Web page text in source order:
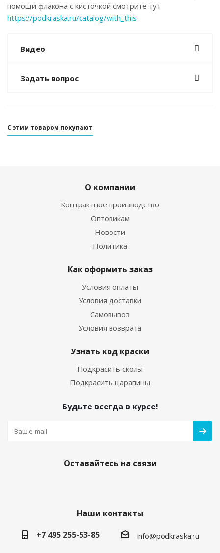
помощи флакона с кисточкой смотрите тут
https://podkraska.ru/catalog/with_this
Видео
Задать вопрос
С этим товаром покупают
О компании
Контрактное производство
Оптовикам
Новости
Политика
Как оформить заказ
Условия оплаты
Условия доставки
Самовывоз
Условия возврата
Узнать код краски
Подкрасить сколы
Подкрасить царапины
Будьте всегда в курсе!
Оставайтесь на связи
Наши контакты
+7 495 255-53-85
info@podkraska.ru